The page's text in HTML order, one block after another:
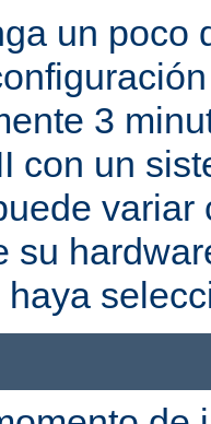
un poco
3
con un
su